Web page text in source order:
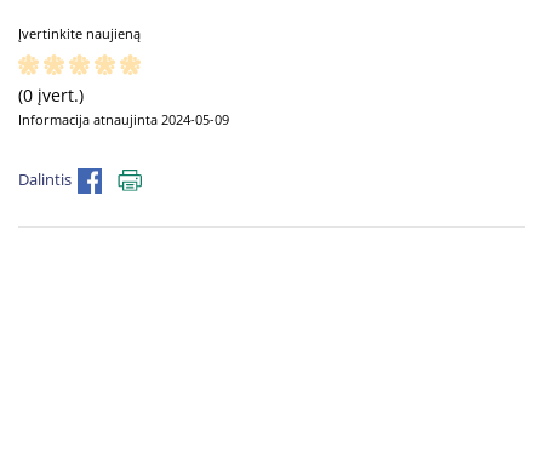
Įvertinkite naujieną
(0 įvert.)
Informacija atnaujinta 2024-05-09
Dalintis